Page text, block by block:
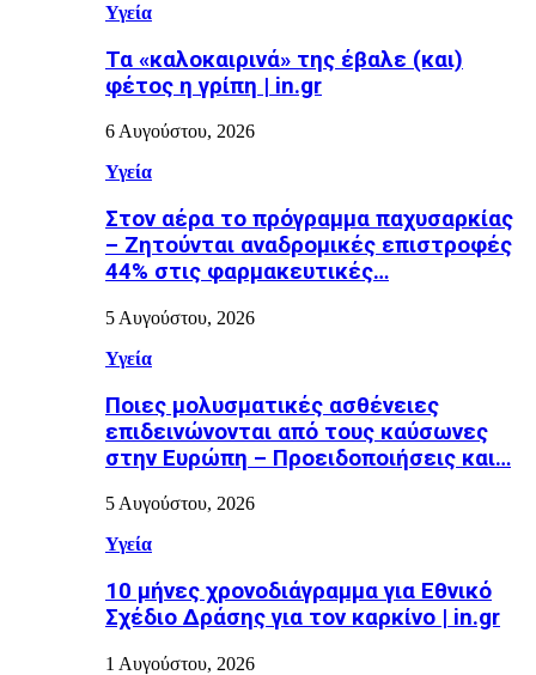
Υγεία
Τα «καλοκαιρινά» της έβαλε (και)
φέτος η γρίπη | in.gr
6 Αυγούστου, 2026
Υγεία
Στον αέρα το πρόγραμμα παχυσαρκίας
– Ζητούνται αναδρομικές επιστροφές
44% στις φαρμακευτικές…
5 Αυγούστου, 2026
Υγεία
Ποιες μολυσματικές ασθένειες
επιδεινώνονται από τους καύσωνες
στην Ευρώπη – Προειδοποιήσεις και…
5 Αυγούστου, 2026
Υγεία
10 μήνες χρονοδιάγραμμα για Εθνικό
Σχέδιο Δράσης για τον καρκίνο | in.gr
1 Αυγούστου, 2026